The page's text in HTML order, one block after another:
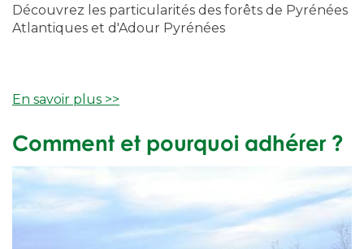
Découvrez les particularités des forêts de Pyrénées
Atlantiques et d'Adour Pyrénées
En savoir plus >>
Comment et pourquoi adhérer ?